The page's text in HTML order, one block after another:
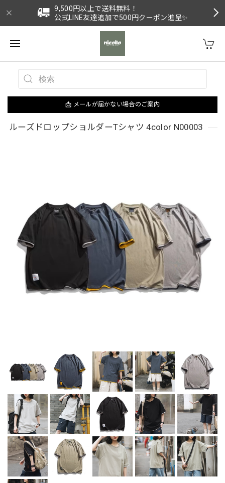
9,500円以上で送料無料！
公式LINE友達追加で500円クーポン進呈✨
📩 メールが届かない場合のご案内
ルーズドロップショルダーTシャツ 4color N00003